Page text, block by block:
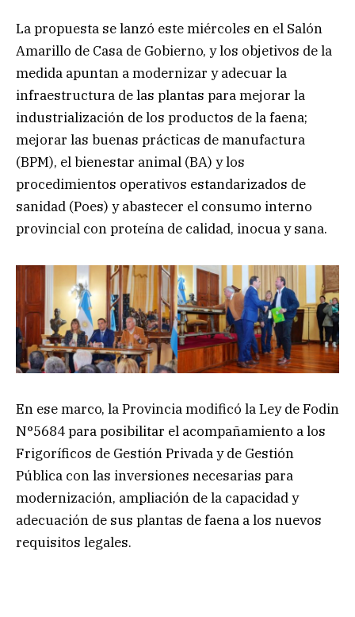
La propuesta se lanzó este miércoles en el Salón
Amarillo de Casa de Gobierno, y los objetivos de la
medida apuntan a modernizar y adecuar la
infraestructura de las plantas para mejorar la
industrialización de los productos de la faena;
mejorar las buenas prácticas de manufactura
(BPM), el bienestar animal (BA) y los
procedimientos operativos estandarizados de
sanidad (Poes) y abastecer el consumo interno
provincial con proteína de calidad, inocua y sana.
En ese marco, la Provincia modificó la Ley de Fodin
N°5684 para posibilitar el acompañamiento a los
Frigoríficos de Gestión Privada y de Gestión
Pública con las inversiones necesarias para
modernización, ampliación de la capacidad y
adecuación de sus plantas de faena a los nuevos
requisitos legales.